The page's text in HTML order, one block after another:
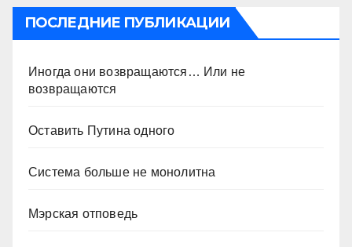
ПОСЛЕДНИЕ ПУБЛИКАЦИИ
Иногда они возвращаются… Или не
возвращаются
Оставить Путина одного
Система больше не монолитна
Мэрская отповедь